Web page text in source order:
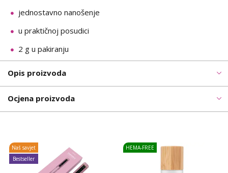
jednostavno nanošenje
u praktičnoj posudici
2 g u pakiranju
Opis proizvoda
Ocjena proizvoda
Naš savjet
Bestseller
HEMA-FREE